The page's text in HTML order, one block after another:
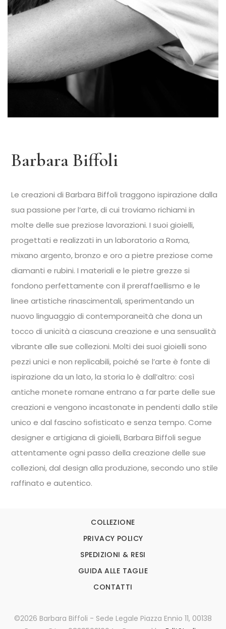
Barbara Biffoli
Le creazioni di Barbara Biffoli traggono ispirazione dalla
sua passione per l’arte, di cui troviamo richiami in
molte delle sue preziose lavorazioni. I suoi gioielli,
progettati e realizzati in un laboratorio a Roma,
mixano argento, bronzo e oro a pietre preziose come
diamanti e rubini. I materiali e le pietre grezze si
fondono perfettamente con il preraffaellismo e le
linee artistiche rinascimentali, sperimentando un
nuovo linguaggio di contemporaneità che dona un
tocco di unicità a ciascuna creazione e una sensualità
vibrante alle sue collezioni. Molti dei suoi gioielli sono
pezzi unici e non replicabili, poiché se l’arte è fonte di
ispirazione da un lato, la storia lo è dall’altro: così
antiche monete romane entrano a far parte delle sue
creazioni e vengono incastonate in pendenti dallo stile
unico e dal fascino sofisticato e senza tempo. Come
designer e artigiana di gioielli, Barbara Biffoli segue
attentamente ogni passo della creazione delle sue
collezioni, dal design alla produzione, secondo uno stile
raffinato e autentico.
COLLEZIONE
PRIVACY POLICY
SPEDIZIONI & RESI
GUIDA ALLE TAGLIE
CONTATTI
©2026 Barbara Biffoli - Sede Legale Piazza Ennio 11, 00138